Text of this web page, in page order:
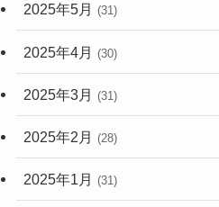
2025年5月 (31)
2025年4月 (30)
2025年3月 (31)
2025年2月 (28)
2025年1月 (31)